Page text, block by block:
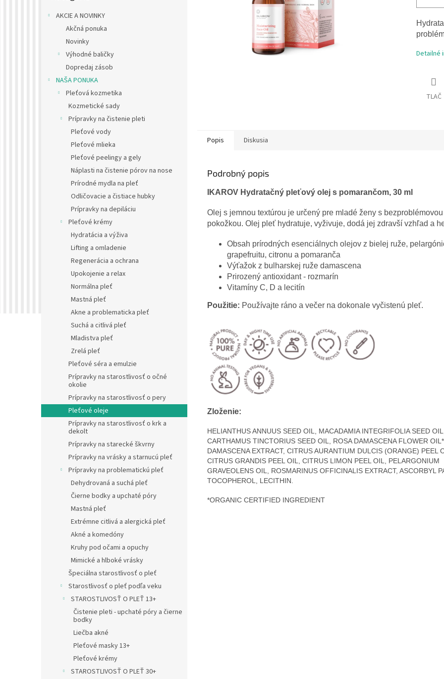
AKCIE A NOVINKY
Akčná ponuka
Novinky
Výhodné baličky
Dopredaj zásob
NAŠA PONUKA
Pleťová kozmetika
Kozmetické sady
Prípravky na čistenie pleti
Pleťové vody
Pleťové mlieka
Pleťové peelingy a gely
Náplasti na čistenie pórov na nose
Prírodné mydla na pleť
Odličovacie a čistiace hubky
Prípravky na depiláciu
Pleťové krémy
Hydratácia a výživa
Lifting a omladenie
Regenerácia a ochrana
Upokojenie a relax
Normálna pleť
Mastná pleť
Akne a problematicka pleť
Suchá a citlivá pleť
Mladistva pleť
Zrelá pleť
Pleťové séra a emulzie
Prípravky na starostlivosť o očné
okolie
Prípravky na starostlivosť o pery
Pleťové oleje
Prípravky na starostlivosť o krk a
dekolt
Prípravky na starecké škvrny
Prípravky na vrásky a starnucú pleť
Prípravky na problematickú pleť
Dehydrovaná a suchá pleť
Čierne bodky a upchaté póry
Mastná pleť
Extrémne citlivá a alergická pleť
Akné a komedóny
Kruhy pod očami a opuchy
Mimické a hlboké vrásky
Špeciálna starostlivosť o pleť
Starostlivosť o pleť podľa veku
STAROSTLIVOSŤ O PLEŤ 13+
Čistenie pleti - upchaté póry a čierne
bodky
Liečba akné
Pleťové masky 13+
Pleťové krémy
STAROSTLIVOSŤ O PLEŤ 30+
Detailné
TLAČ
Popis Diskusia
Podrobný popis
IKAROV Hydratačný pleťový olej s pomarančom, 30 ml
Olej s jemnou textúrou je určený pre mladé ženy s bezproblémovou
pokožkou. Olej pleť hydratuje, vyživuje, dodá jej zdravší vzhľad a
Obsah prírodných esenciálnych olejov z bielej ruže,
grapefruitu, citronu a pomaranča
Výťažok z bulharskej ruže damascena
Prirozený antioxidant - rozmarín
Vitamíny C, D a lecitín
Použitie: Používajte ráno a večer na dokonale vyčistenú pleť.
Zloženie:
HELIANTHUS ANNUUS SEED OIL, MACADAMIA INTEGRIFOLIA SEED OIL,
CARTHAMUS TINCTORIUS SEED OIL, ROSA DAMASCENA FLOWER
DAMASCENA EXTRACT, CITRUS AURANTIUM DULCIS (ORANGE) PEEL
CITRUS GRANDIS PEEL OIL, CITRUS LIMON PEEL OIL, PELARGONIUM
GRAVEOLENS OIL, ROSMARINUS OFFICINALIS EXTRACT, ASCORBYL
TOCOPHEROL, LECITHIN.
*ORGANIC CERTIFIED INGREDIENT